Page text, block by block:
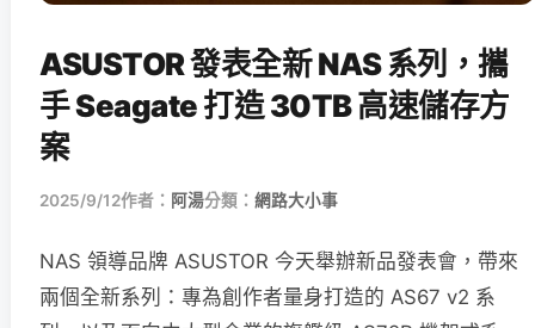
ASUSTOR 發表全新 NAS 系列，攜
手 Seagate 打造 30TB 高速儲存方
案
2025/9/12作者： 阿湯分類： 網路大小事
NAS 領導品牌 ASUSTOR 今天舉辦新品發表會，帶來
兩個全新系列：專為創作者量身打造的 AS67 v2 系